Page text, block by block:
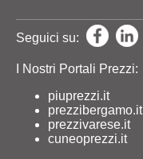
Seguici su:
I Nostri Portali Prezzi:
piuprezzi.it
prezzibergamo.it
prezzivarese.it
cuneoprezzi.it